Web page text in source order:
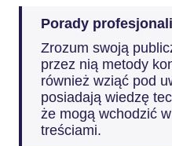
Porady
Zrozum swoją
przez nią metody
również wziąć pod
posiadają wiedzę
że mogą wchodzić
treściami.